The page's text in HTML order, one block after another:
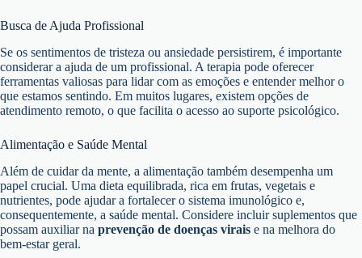
Busca de Ajuda Profissional
Se os sentimentos de tristeza ou ansiedade persistirem, é importante
considerar a ajuda de um profissional. A terapia pode oferecer
ferramentas valiosas para lidar com as emoções e entender melhor o
que estamos sentindo. Em muitos lugares, existem opções de
atendimento remoto, o que facilita o acesso ao suporte psicológico.
Alimentação e Saúde Mental
Além de cuidar da mente, a alimentação também desempenha um
papel crucial. Uma dieta equilibrada, rica em frutas, vegetais e
nutrientes, pode ajudar a fortalecer o sistema imunológico e,
consequentemente, a saúde mental. Considere incluir suplementos que
possam auxiliar na prevenção de doenças virais e na melhora do
bem-estar geral.